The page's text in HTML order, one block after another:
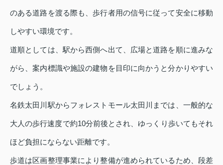
のある道路を渡る際も、歩行者用の信号に従って安全に移動
しやすい環境です。
道順としては、駅から西側へ出て、広場と道路を順に進みな
がら、案内標識や施設の建物を目印に向かうと分かりやすい
でしょう。
名鉄太田川駅からフォレストモール太田川までは、一般的な
大人の歩行速度で約10分前後とされ、ゆっくり歩いてもそれ
ほど負担にならない距離です。
歩道は区画整理事業により整備が進められているため、段差